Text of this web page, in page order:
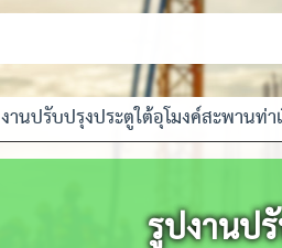
งานปรับปรุงประตูใต้อุโมงค์สะพานท่
รูปงานป